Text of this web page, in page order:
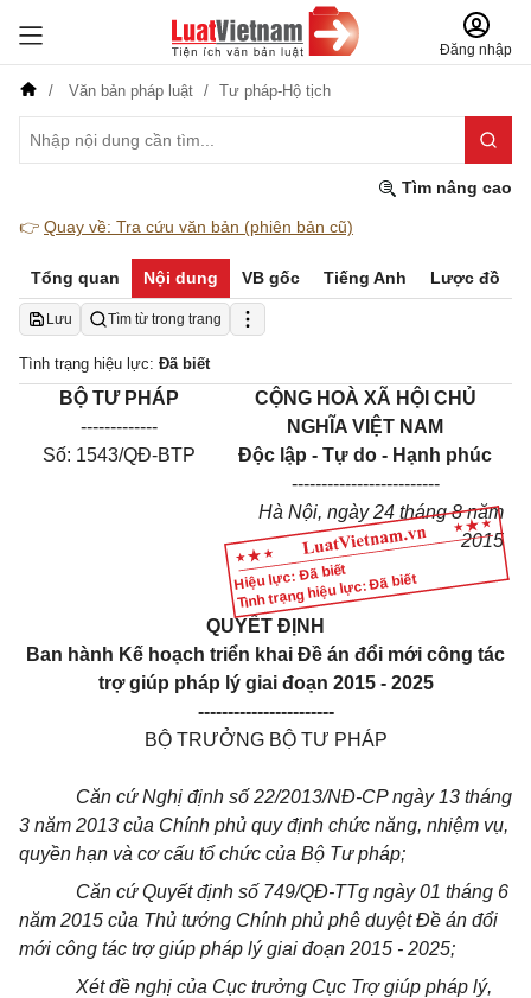
Đăng nhập
Văn bản pháp luật Tư pháp-Hộ tịch
Tìm nâng cao
👉 Quay về: Tra cứu văn bản (phiên bản cũ)
Tổng quan Nội dung VB gốc Tiếng Anh Lược đồ
Lưu Tìm từ trong trang
Tình trạng hiệu lực: Đã biết
Hiệu lực: Đã biết
Tình trạng hiệu lực: Đã biết
BỘ TƯ PHÁP
-------------
Số: 1543/QĐ-BTP
CỘNG HOÀ XÃ HỘI CHỦ
NGHĨA VIỆT NAM
Độc lập - Tự do - Hạnh phúc
-------------------------
Hà Nội, ngày 24 tháng 8 năm
2015
QUYẾT ĐỊNH
Ban hành Kế hoạch triển khai Đề án đổi mới công tác
trợ giúp pháp lý giai đoạn 2015 - 2025
-----------------------
BỘ TRƯỞNG BỘ TƯ PHÁP
Căn cứ Nghị định số 22/2013/NĐ-CP ngày 13 tháng
3 năm 2013 của Chính phủ quy định chức năng, nhiệm vụ,
quyền hạn và cơ cấu tổ chức của Bộ Tư pháp;
Căn cứ Quyết định số 749/QĐ-TTg ngày 01 tháng 6
năm 2015 của Thủ tướng Chính phủ phê duyệtĐề án đổi
mới công tác trợ giúp pháp lý giai đoạn 2015 - 2025;
Xét đề nghị của Cục trưởng Cục Trợ giúp pháp lý,